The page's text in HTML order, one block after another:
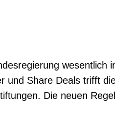
wesentlich
Share Deals trifft
Die neuen